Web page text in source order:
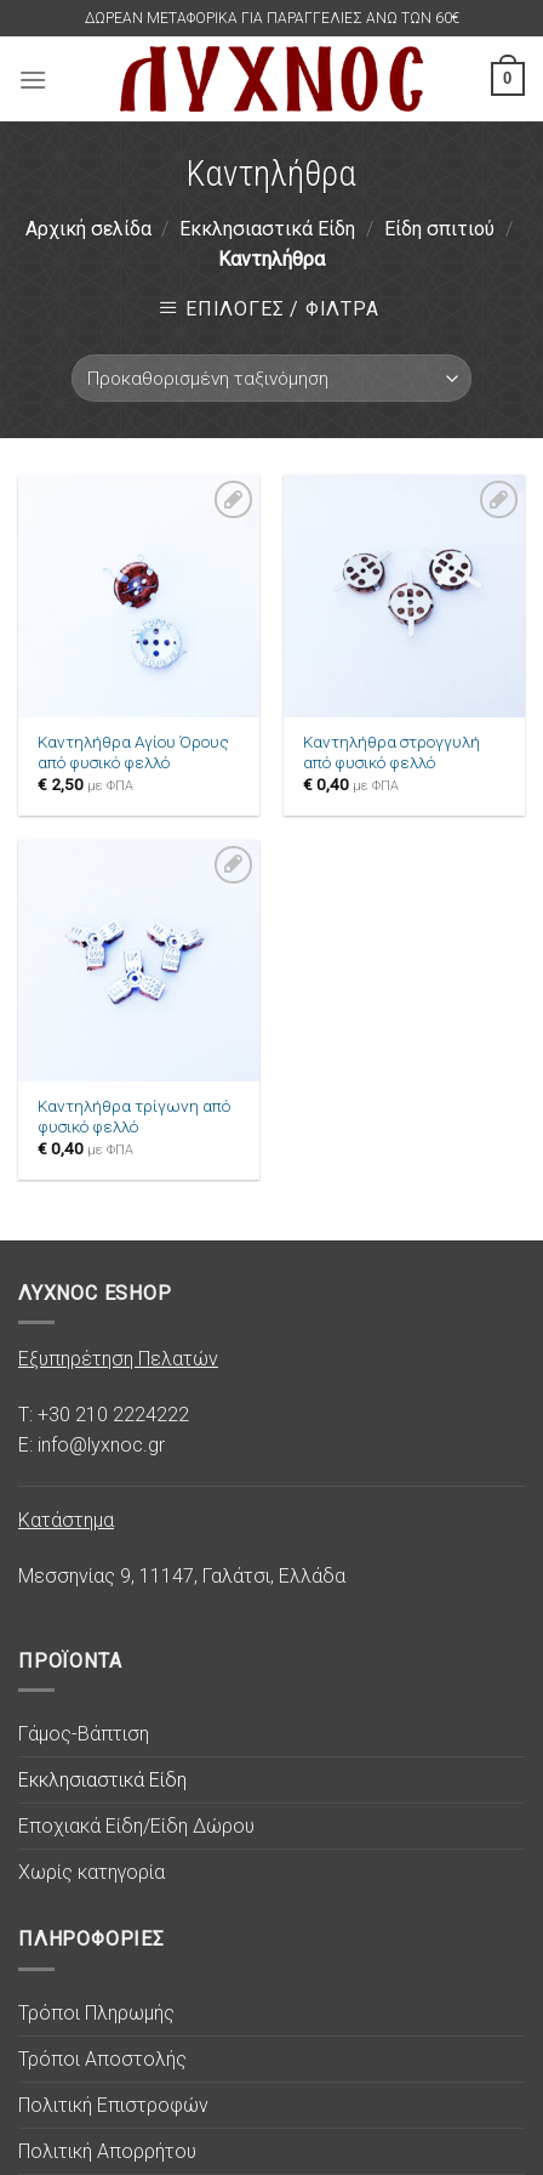
content
ΔΩΡΕΑΝ ΜΕΤΑΦΟΡΙΚΑ ΓΙΑ ΠΑΡΑΓΓΕΛΙΕΣ ΑΝΩ ΤΩΝ 60€
0
Καντηλήθρα
Αρχική σελίδα / Εκκλησιαστικά Είδη / Είδη σπιτιού /
Καντηλήθρα
ΕΠΙΛΟΓΕΣ / ΦΙΛΤΡΑ
Καντηλήθρα Αγίου Όρους
από φυσικό φελλό
€ 2,50 με ΦΠΑ
στην λίστα
επιθυμιών
Καντηλήθρα στρογγυλή
από φυσικό φελλό
€0,40 με ΦΠΑ
επιθυμιών
Καντηλήθρα τρίγωνη από
φυσικό φελλό
€0,40 με ΦΠΑ
ΛΥΧΝΟC ESHOP
Εξυπηρέτηση Πελατών
T: +30 210 2224222
E: info@lyxnoc.gr
Κατάστημα
Μεσσηνίας 9, 11147, Γαλάτσι, Ελλάδα
ΠΡΟΪΟΝΤΑ
Γάμος-Βάπτιση
Εκκλησιαστικά Είδη
Εποχιακά Είδη/Είδη Δώρου
Χωρίς κατηγορία
ΠΛΗΡΟΦΟΡΙΕΣ
Τρόποι Πληρωμής
Τρόποι Αποστολής
Πολιτική Επιστροφών
Πολιτική Απορρήτου